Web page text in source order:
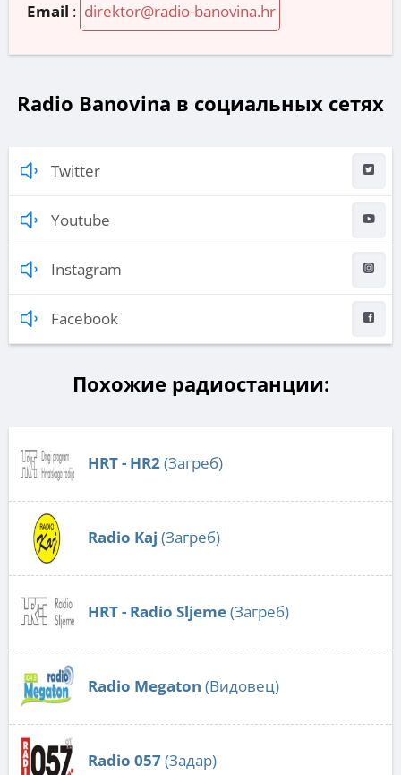
Email : direktor@radio-banovina.hr
Radio Banovina в социальных сетях
Twitter
Youtube
Instagram
Facebook
Похожие радиостанции:
HRT - HR2(Загреб)
Radio Kaj (Загреб)
HRT - Radio Sljeme(Загреб)
Radio Megaton (Видовец)
Radio 057(Задар)